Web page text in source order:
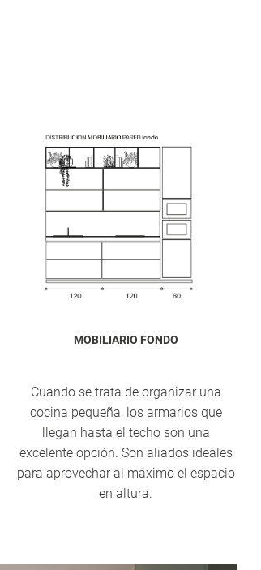
MOBILIARIO FONDO
Cuando se trata de organizar una
cocina pequeña, los armarios que
llegan hasta el techo son una
excelente opción. Son aliados ideales
para aprovechar al máximo el espacio
en altura.